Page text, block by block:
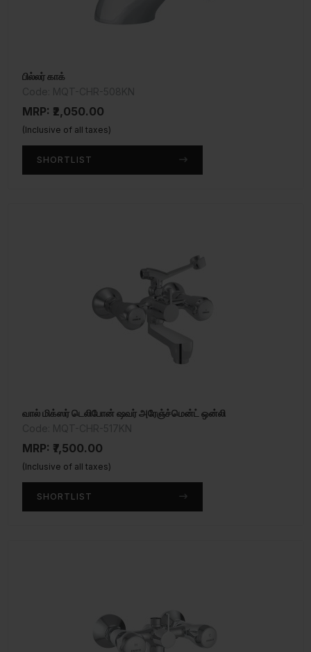
பில்லர் காக்
MRP: ₹2,050.00
(Inclusive of all taxes)
SHORTLIST
வால் மிக்ஸர் டெலிபோன் ஷவர் அரேஞ்ச்மென்ட் ஒன்லி
MRP: ₹7,500.00
(Inclusive of all taxes)
SHORTLIST